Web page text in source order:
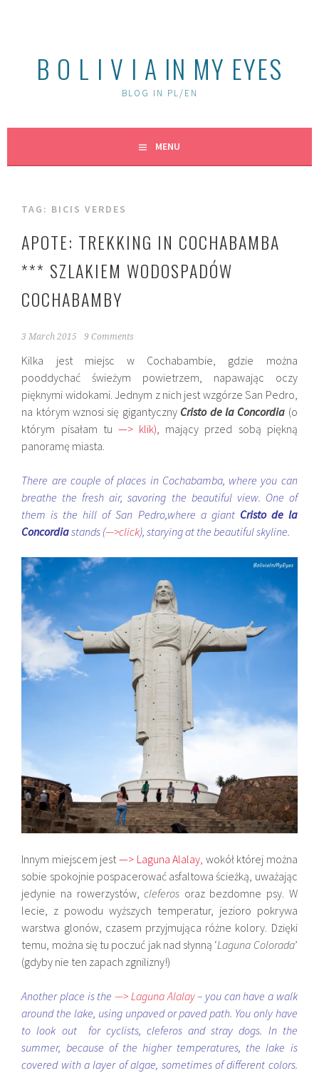
B O L I V I A IN MY EYES
BLOG IN PL/EN
MENU
TAG: BICIS VERDES
APOTE: TREKKING IN COCHABAMBA
*** SZLAKIEM WODOSPADÓW
COCHABAMBY
3 March 2015 9 Comments
Kilka jest miejsc w Cochabambie, gdzie można
pooddychać świeżym powietrzem, napawając oczy
pięknymi widokami. Jednym z nich jest wzgórze San Pedro,
na którym wznosi się gigantyczny Cristo de la Concordia (o
którym pisałam tu —> klik), mający przed sobą piękną
panoramę miasta.
There are couple of places in Cochabamba, where you can
breathe the fresh air, savoring the beautiful view. One of
them is the hill of San Pedro,where a giant Cristo de la
Concordiastands (—>click), starying at the beautiful skyline.
Innym miejscem jest—> Laguna Alalay, wokół której można
sobie spokojnie pospacerować asfaltowa ścieżką, uważając
jedynie na rowerzystów,cleferos oraz bezdomne psy. W
lecie, z powodu wyższych temperatur, jezioro pokrywa
warstwa glonów, czasem przyjmująca różne kolory. Dzięki
temu, można się tu poczuć jak nad słynną ‘Laguna Colorada’
(gdyby nie ten zapach zgnilizny!)
Another place is the—> Laguna Alalay– you can have a walk
around the lake, using unpaved or paved path. You only have
to look out for cyclists, cleferos and stray dogs. In the
summer, because of the higher temperatures, the lake is
covered with a layer of algae, sometimes of different colors.